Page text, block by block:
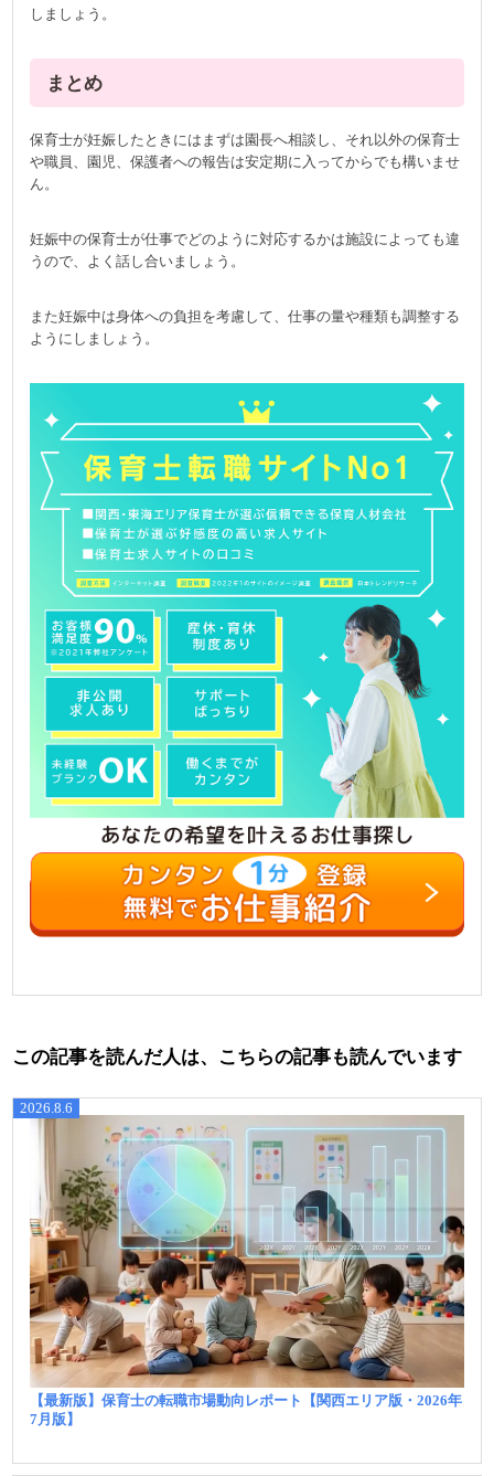
しましょう。
まとめ
保育士が妊娠したときにはまずは園長へ相談し、それ以外の保育士
や職員、園児、保護者への報告は安定期に入ってからでも構いませ
ん。
妊娠中の保育士が仕事でどのように対応するかは施設によっても違
うので、よく話し合いましょう。
また妊娠中は身体への負担を考慮して、仕事の量や種類も調整する
ようにしましょう。
この記事を読んだ人は、こちらの記事も読んでいます
2026.8.6
【最新版】保育士の転職市場動向レポート【関西エリア版・2026年
7月版】